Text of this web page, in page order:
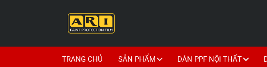
TRANG CHỦ SẢN PHẨM DÁN PPF NỘI THẤT